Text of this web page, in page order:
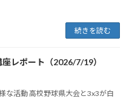
続きを読む
レポート（2026/7/19）
な活動 高校野球県大会と3x3が白